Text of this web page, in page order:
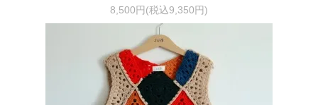
8,500円(税込9,350円)